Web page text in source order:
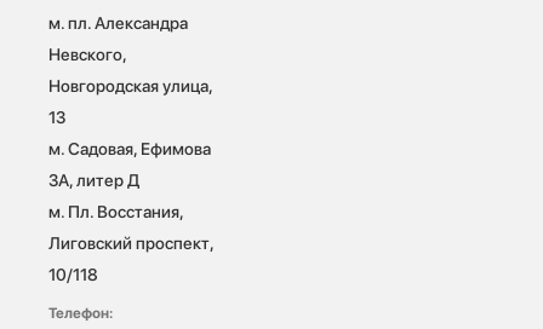
м. пл. Александра
Невского,
Новгородская улица,
13
м. Садовая, Ефимова
3А, литер Д
м. Пл. Восстания,
Лиговский проспект,
10/118
Телефон: